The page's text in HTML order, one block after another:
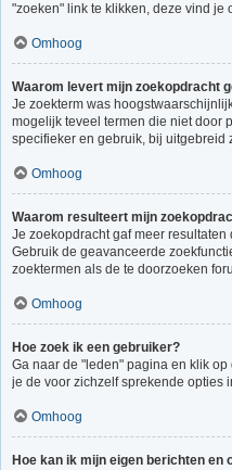
"zoeken" link te klikken, deze vind je
Omhoog
Waarom levert mijn zoekopdracht
Je zoekterm was
mogelijk teveel termen die niet door
specifieker en gebruik, bij uitgebreid
Omhoog
Waarom resulteert mijn
Je zoekopdracht gaf meer
Gebruik de geavanceerde
zoektermen als de te doorzoeken
Omhoog
Hoe zoek ik een gebruiker?
Ga naar de "leden" pagina en klik
je de voor zichzelf sprekende opties
Omhoog
Hoe kan ik mijn eigen berichten en